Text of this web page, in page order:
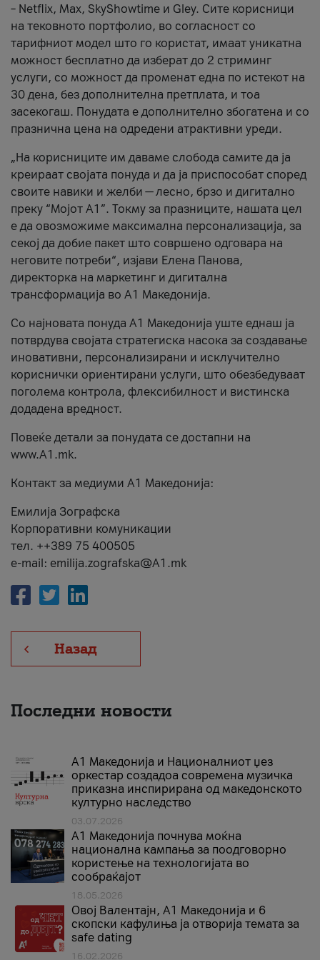
– Netflix, Max, SkyShowtime и Gley. Сите корисници
на тековното портфолио, во согласност со
тарифниот модел што го користат, имаат уникатна
можност бесплатно да изберат до 2 стриминг
услуги, со можност да променат една по истекот на
30 дена, без дополнителна претплата, и тоа
засекогаш. Понудата е дополнително збогатена и со
празнична цена на одредени атрактивни уреди.
„На корисниците им даваме слобода самите да ја
креираат својата понуда и да ја приспособат според
своите навики и желби — лесно, брзо и дигитално
преку “Мојот А1”. Токму за празниците, нашата цел
е да овозможиме максимална персонализација, за
секој да добие пакет што совршено одговара на
неговите потреби“, изјави Елена Панова,
директорка на маркетинг и дигитална
трансформација во А1 Македонија.
Со најновата понуда А1 Македонија уште еднаш ја
потврдува својата стратегиска насока за создавање
иновативни, персонализирани и исклучително
кориснички ориентирани услуги, што обезбедуваат
поголема контрола, флексибилност и вистинска
додадена вредност.
Повеќе детали за понудата се достапни на
www.А1.mk.
Контакт за медиуми А1 Македонија:
Емилија Зографска
Корпоративни комуникации
тел. ++389 75 400505
e-mail: emilija.zografska@A1.mk
Назад
Последни новости
А1 Македонија и Националниот џез
оркестар создадоа современа музичка
приказна инспирирана од македонското
културно наследство
03.07.2026
A1 Македонија почнува моќна
национална кампања за поодговорно
користење на технологијата во
сообраќајот
18.05.2026
Овој Валентајн, A1 Македонија и 6
скопски кафулиња ја отворија темата за
safe dating
16.02.2026